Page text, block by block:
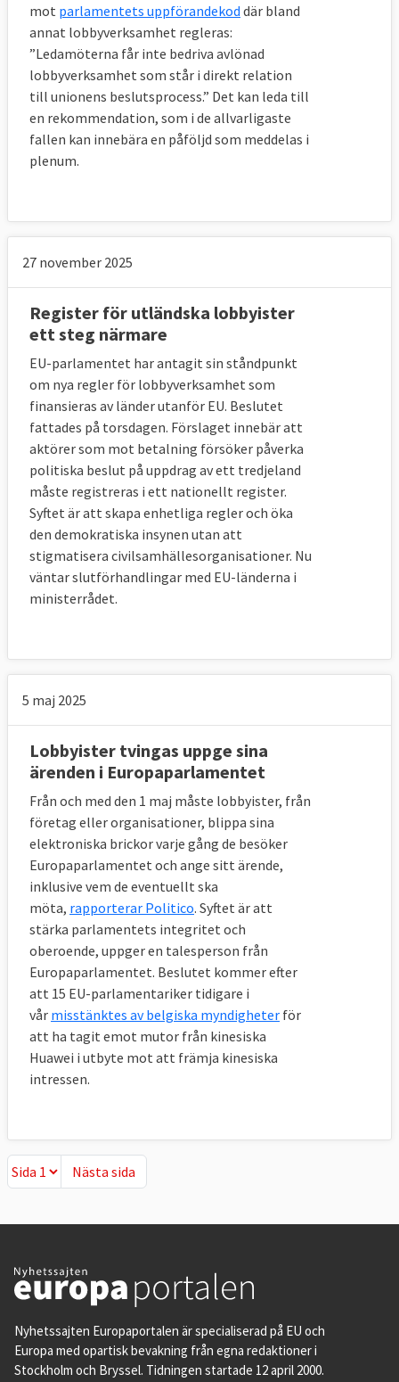
insynen i EU:s kontakter med olika
intressen. Men Sverige vill inte ha en regel
om att alla medlemsländers EU-
ambassadörer och andra representanter
bara ska få träffa intressen listade i
öppenhetsregistret. Enligt den svenska EU-
representationen i Bryssel är anledningen
och tjänstemän.
Sverige är däremot positivt till att
ministerrådet åtar sig att arbeta för ökad
transparensen och att EU-ambassadören
för det land som innehar, och kommer att
inneha, ordförandeposten i rådet enbart
träffar lobbyister som är registrerade i EU:s
öppenhetsregister. Dock vill man att dessa
EU-ambassadörer ska kunna möta
intresseorganisationer och andra
intressenter som inte är listade i
öppenhetsregistret om detta inte sker i
deras roll som EU-ambassadör utan i
egenskap av att vara nationella företrädare.
Lobbyismen och regelverket kring den skiljer
sig mellan EU-kommissionen,
Europaparlamentet och ministerrådet.
EU-kommissionen
Det finns flera sätt som lobbyister kan
försöka påverka EU-kommissionen på. Ett
är genom direktkontakt med
kommissionärerna. Juncker-kommissionen,
som tillträdde 2014, har infört att
kommissionärerna och deras högsta chefer
på nätet offentliggör alla möten de har med
olika intressenter. Likaså direktörerna för
generaldirektoraten. Även all deras
korrespondens publiceras på nätet.
Kommissionen är den enda av EU:s
institutioner som förbundit sig att bara
möta lobbyister som är registrerade i EU:s
enligten studie genomförd av Transparency
International
Antikorruptionsorganisationen är dock inte
De anser att inte bara kommissionärer,
deras högsta chefer och direktörerna för
registrera sina lobbykontakter utan alla
anställda som är involverade i att ta fram
mot parlamentets uppförandekod där bland
annat lobbyverksamhet regleras: ​​
”Ledamöterna får inte bedriva avlönad
lobbyverksamhet som står i direkt relation
till unionens beslutsprocess.” Det kan leda till
en rekommendation, som i de allvarligaste
fallen kan innebära en påföljd som meddelas i
plenum.
27 november 2025
Register för utländska lobbyister
ett steg närmare
EU-parlamentet har antagit sin ståndpunkt
om nya regler för lobbyverksamhet som
finansieras av länder utanför EU. Beslutet
fattades på torsdagen. Förslaget innebär att
aktörer som mot betalning försöker påverka
politiska beslut på uppdrag av ett tredjeland
måste registreras i ett nationellt register.
Syftet är att skapa enhetliga regler och öka
den demokratiska insynen utan att
stigmatisera civilsamhällesorganisationer. Nu
väntar slutförhandlingar med EU-länderna i
ministerrådet.
5 maj 2025
Lobbyister tvingas uppge sina
ärenden i Europaparlamentet
Från och med den 1 maj måste lobbyister, från
företag eller organisationer, blippa sina
elektroniska brickor varje gång de besöker
Europaparlamentet och ange sitt ärende,
inklusive vem de eventuellt ska
möta, rapporterar Politico. Syftet är att
stärka parlamentets integritet och
oberoende, uppger en talesperson från
Europaparlamentet. Beslutet kommer efter
att 15 EU-parlamentariker tidigare i
vår misstänktes av belgiska myndigheter för
att ha tagit emot mutor från kinesiska
Huawei i utbyte mot att främja kinesiska
intressen.
Nästa sida
Nästa sida
Nyhetssajten Europaportalen är specialiserad på EU och
Europa med opartisk bevakning från egna redaktioner i
Stockholm och Bryssel. Tidningen startade 12 april 2000.